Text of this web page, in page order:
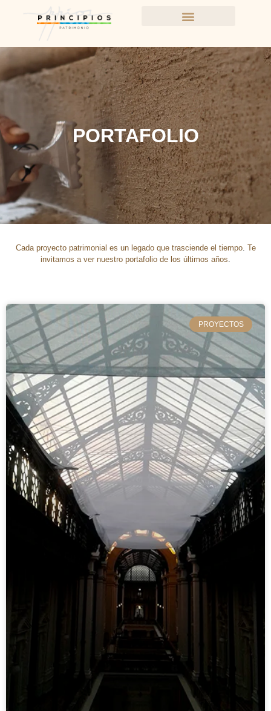
PORTAFOLIO
Cada proyecto patrimonial es un legado que trasciende el tiempo. Te
invitamos a ver nuestro portafolio de los últimos años
PROYECTOS